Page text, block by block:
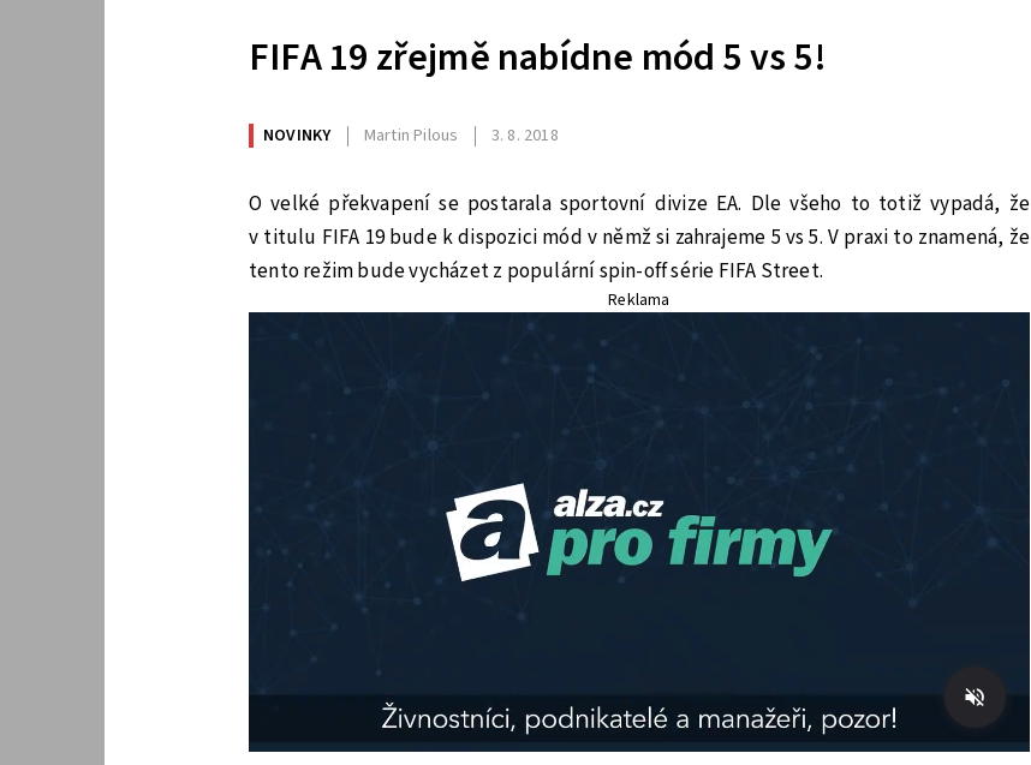
FIFA 19 zřejmě nabídne mód 5 vs 5!
NOVINKY Martin Pilous 3. 8. 2018
O velké překvapení se postarala sportovní divize EA. Dle všeho to totiž vypadá, že
v titulu FIFA 19 bude k dispozici mód v němž si zahrajeme 5 vs 5. V praxi to znamená, že
tento režim bude vycházet z populární spin-off série FIFA Street.
Reklama